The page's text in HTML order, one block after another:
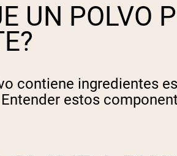
UN POLVO
contiene ingredientes
estos